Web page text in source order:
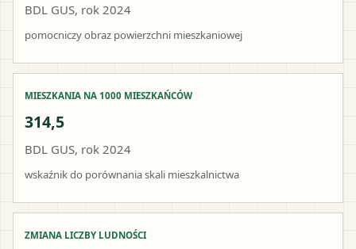
BDL GUS, rok 2024
pomocniczy obraz powierzchni mieszkaniowej
MIESZKANIA NA 1000 MIESZKAŃCÓW
314,5
BDL GUS, rok 2024
wskaźnik do porównania skali mieszkalnictwa
ZMIANA LICZBY LUDNOŚCI